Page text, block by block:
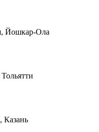
Йошкар-Ола
Казань